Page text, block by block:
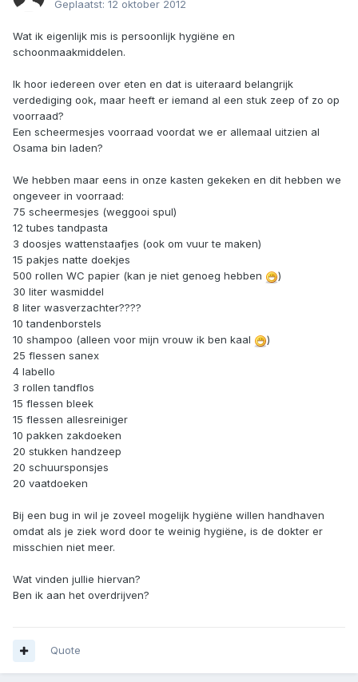
Geplaatst: 12 oktober 2012
Wat ik eigenlijk mis is persoonlijk hygiëne en
schoonmaakmiddelen.
Ik hoor iedereen over eten en dat is uiteraard belangrijk
verdediging ook, maar heeft er iemand al een stuk zeep of zo op
voorraad?
Een scheermesjes voorraad voordat we er allemaal uitzien al
Osama bin laden?
We hebben maar eens in onze kasten gekeken en dit hebben we
ongeveer in voorraad:
75 scheermesjes (weggooi spul)
12 tubes tandpasta
3 doosjes wattenstaafjes (ook om vuur te maken)
15 pakjes natte doekjes
500 rollen WC papier (kan je niet genoeg hebben
)
30 liter wasmiddel
8 liter wasverzachter????
10 tandenborstels
10 shampoo (alleen voor mijn vrouw ik ben kaal
)
25 flessen sanex
4 labello
3 rollen tandflos
15 flessen bleek
15 flessen allesreiniger
10 pakken zakdoeken
20 stukken handzeep
20 schuursponsjes
20 vaatdoeken
Bij een bug in wil je zoveel mogelijk hygiëne willen handhaven
omdat als je ziek word door te weinig hygiëne, is de dokter er
misschien niet meer.
Wat vinden jullie hiervan?
Ben ik aan het overdrijven?
Quote